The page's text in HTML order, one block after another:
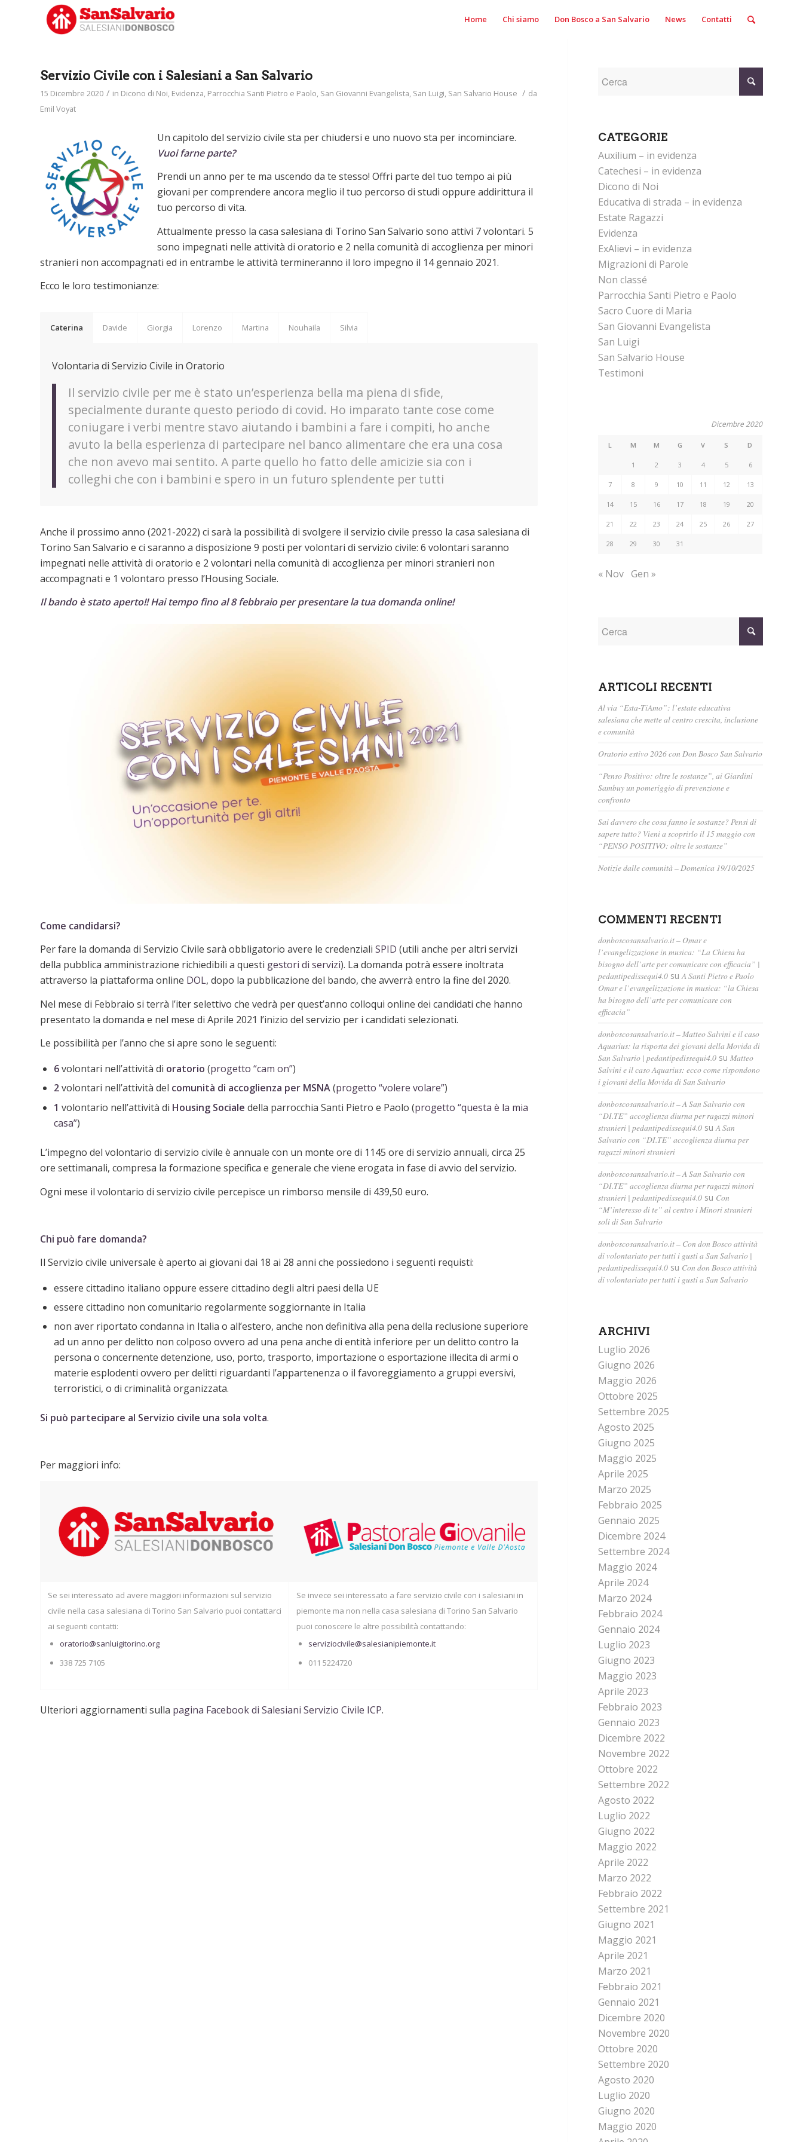
Home Chi siamo Don Bosco a San Salvario News Contatti
Servizio Civile con i Salesiani a San Salvario
15 Dicembre 2020 / in Dicono di Noi, Evidenza, Parrocchia Santi Pietro e Paolo, San Giovanni Evangelista, San Luigi, San Salvario House / da
Emil Voyat
Un capitolo del servizio civile sta per chiudersi e uno nuovo sta per incominciare.
Vuoi farne parte?
Prendi un anno per te ma uscendo da te stesso! Offri parte del tuo tempo ai più
giovani per comprendere ancora meglio il tuo percorso di studi oppure addirittura il
tuo percorso di vita.
Attualmente presso la casa salesiana di Torino San Salvario sono attivi 7 volontari. 5
sono impegnati nelle attività di oratorio e 2 nella comunità di accoglienza per minori
stranieri non accompagnati ed in entrambe le attività termineranno il loro impegno il 14 gennaio 2021.
Ecco le loro testimonianze:
Caterina Davide Giorgia Lorenzo Martina Nouhaila Silvia
Volontaria di Servizio Civile in Oratorio
Il servizio civile per me è stato un’esperienza bella ma piena di sfide,
specialmente durante questo periodo di covid. Ho imparato tante cose come
coniugare i verbi mentre stavo aiutando i bambini a fare i compiti, ho anche
avuto la bella esperienza di partecipare nel banco alimentare che era una cosa
che non avevo mai sentito. A parte quello ho fatto delle amicizie sia con i
colleghi che con i bambini e spero in un futuro splendente per tutti
Anche il prossimo anno (2021-2022) ci sarà la possibilità di svolgere il servizio civile presso la casa salesiana di
Torino San Salvario e ci saranno a disposizione 9 posti per volontari di servizio civile: 6 volontari saranno
impegnati nelle attività di oratorio e 2 volontari nella comunità di accoglienza per minori stranieri non
accompagnati e 1 volontaro presso l’Housing Sociale.
Il bando è stato aperto!! Hai tempo fino al 8 febbraio per presentare la tua domanda online!
Come candidarsi?
Per fare la domanda di Servizio Civile sarà obbligatorio avere le credenziali SPID (utili anche per altri servizi
della pubblica amministrazione richiedibili a questi gestori di servizi). La domanda potrà essere inoltrata
attraverso la piattaforma online DOL, dopo la pubblicazione del bando, che avverrà entro la fine del 2020.
Nel mese di Febbraio si terrà l’iter selettivo che vedrà per quest’anno colloqui online dei candidati che hanno
presentato la domanda e nel mese di Aprile 2021 l’inizio del servizio per i candidati selezionati.
Le possibilità per l’anno che si apre sono le seguenti:
6volontari nell’attività di oratorio (progetto “cam on”)
2volontari nell’attività del comunità di accoglienza per MSNA(progetto “volere volare”)
1 volontario nell’attività di Housing Sociale della parrocchia Santi Pietro e Paolo (progetto “questa è la mia
casa”)
L’impegno del volontario di servizio civile è annuale con un monte ore di 1145 ore di servizio annuali, circa 25
ore settimanali, compresa la formazione specifica e generale che viene erogata in fase di avvio del servizio.
Ogni mese il volontario di servizio civile percepisce un rimborso mensile di 439,50 euro.
Chi può fare domanda?
Il Servizio civile universale è aperto ai giovani dai 18 ai 28 anni che possiedono i seguenti requisti:
essere cittadino italiano oppure essere cittadino degli altri paesi della UE
essere cittadino non comunitario regolarmente soggiornante in Italia
non aver riportato condanna in Italia o all’estero, anche non definitiva alla pena della reclusione superiore
ad un anno per delitto non colposo ovvero ad una pena anche di entità inferiore per un delitto contro la
persona o concernente detenzione, uso, porto, trasporto, importazione o esportazione illecita di armi o
materie esplodenti ovvero per delitti riguardanti l’appartenenza o il favoreggiamento a gruppi eversivi,
terroristici, o di criminalità organizzata.
Si può partecipare al Servizio civile una sola volta.
Per maggiori info:
Se sei interessato ad avere maggiori informazioni sul servizio
civile nella casa salesiana di Torino San Salvario puoi contattarci
ai seguenti contatti:
oratorio@sanluigitorino.org
338 725 7105
Se invece sei interessato a fare servizio civile con i salesiani in
piemonte ma non nella casa salesiana di Torino San Salvario
puoi conoscere le altre possibilità contattando:
serviziocivile@salesianipiemonte.it
011 5224720
Ulteriori aggiornamenti sulla pagina Facebook di Salesiani Servizio Civile ICP.
CATEGORIE
Auxilium – in evidenza
Catechesi – in evidenza
Dicono di Noi
Educativa di strada – in evidenza
Estate Ragazzi
Evidenza
ExAlievi – in evidenza
Migrazioni di Parole
Non classé
Parrocchia Santi Pietro e Paolo
Sacro Cuore di Maria
San Giovanni Evangelista
San Luigi
San Salvario House
Testimoni
Dicembre 2020
L M M G V S D
1 2 3 4 5 6
7 8 9 10 11 12 13
14 15 16 17 18 19 20
21 22 23 24 25 26 27
28 29 30 31
« Nov Gen »
ARTICOLI RECENTI
Al via “Esta-TiAmo”: l’estate educativa
salesiana che mette al centro crescita, inclusione
e comunità
Oratorio estivo 2026 con Don Bosco San Salvario
“Penso Positivo: oltre le sostanze”, ai Giardini
Sambuy un pomeriggio di prevenzione e
confronto
Sai davvero che cosa fanno le sostanze? Pensi di
sapere tutto? Vieni a scoprirlo il 15 maggio con
“PENSO POSITIVO: oltre le sostanze”
Notizie dalle comunità – Domenica 19/10/2025
COMMENTI RECENTI
donboscosansalvario.it – Omar e
l’evangelizzazione in musica: “La Chiesa ha
bisogno dell’arte per comunicare con efficacia” |
pedantipedissequi4.0 suA Santi Pietro e Paolo
Omar e l’evangelizzazione in musica: “la Chiesa
ha bisogno dell’arte per comunicare con
efficacia”
donboscosansalvario.it – Matteo Salvini e il caso
Aquarius: la risposta dei giovani della Movida di
San Salvario | pedantipedissequi4.0 suMatteo
Salvini e il caso Aquarius: ecco come rispondono
i giovani della Movida di San Salvario
donboscosansalvario.it – A San Salvario con
“DI.TE” accoglienza diurna per ragazzi minori
stranieri | pedantipedissequi4.0 suA San
Salvario con “DI.TE” accoglienza diurna per
ragazzi minori stranieri
donboscosansalvario.it – A San Salvario con
“DI.TE” accoglienza diurna per ragazzi minori
stranieri | pedantipedissequi4.0 su Con
“M’interesso di te” al centro i Minori stranieri
soli di San Salvario
donboscosansalvario.it – Con don Bosco attività
di volontariato per tutti i gusti a San Salvario |
pedantipedissequi4.0 su Con don Bosco attività
di volontariato per tutti i gusti a San Salvario
ARCHIVI
Luglio 2026
Giugno 2026
Maggio 2026
Ottobre 2025
Settembre 2025
Agosto 2025
Giugno 2025
Maggio 2025
Aprile 2025
Marzo 2025
Febbraio 2025
Gennaio 2025
Dicembre 2024
Settembre 2024
Maggio 2024
Aprile 2024
Marzo 2024
Febbraio 2024
Gennaio 2024
Luglio 2023
Giugno 2023
Maggio 2023
Aprile 2023
Febbraio 2023
Gennaio 2023
Dicembre 2022
Novembre 2022
Ottobre 2022
Settembre 2022
Agosto 2022
Luglio 2022
Giugno 2022
Maggio 2022
Aprile 2022
Marzo 2022
Febbraio 2022
Settembre 2021
Giugno 2021
Maggio 2021
Aprile 2021
Marzo 2021
Febbraio 2021
Gennaio 2021
Dicembre 2020
Novembre 2020
Ottobre 2020
Settembre 2020
Agosto 2020
Luglio 2020
Giugno 2020
Maggio 2020